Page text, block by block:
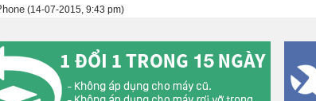
(14-07-2015, 9:43 pm)